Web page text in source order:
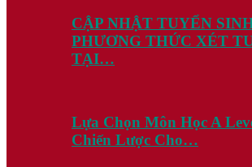
CẬP NHẬT TUYỂN
PHƯƠNG THỨC XÉT
TẠI…
Lựa Chọn Môn Học A
Chiến Lược Cho…